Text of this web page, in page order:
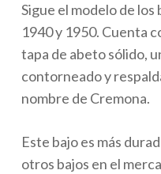
Sigue el modelo de los
1940 y 1950. Cuenta
tapa de abeto sólido,
contorneado y
nombre de Cremona.
Este bajo es más
otros bajos en el